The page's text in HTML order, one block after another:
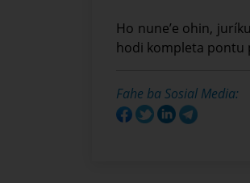
Ho nune’e ohin,
hodi kompleta pontu
Fahe ba Sosial Media: